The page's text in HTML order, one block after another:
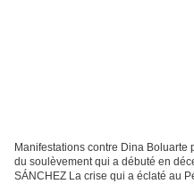
Manifestations contre Dina
du soulèvement qui a débuté en
SÁNCHEZ La crise qui a éclaté au